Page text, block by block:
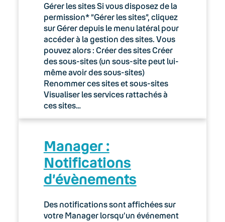
Gérer les sites Si vous disposez de la
permission* “Gérer les sites”, cliquez
sur Gérer depuis le menu latéral pour
accéder à la gestion des sites. Vous
pouvez alors : Créer des sites Créer
des sous-sites (un sous-site peut lui-
même avoir des sous-sites)
Renommer ces sites et sous-sites
Visualiser les services rattachés à
ces sites…
Manager :
Notifications
d’évènements
Des notifications sont affichées sur
votre Manager lorsqu’un événement